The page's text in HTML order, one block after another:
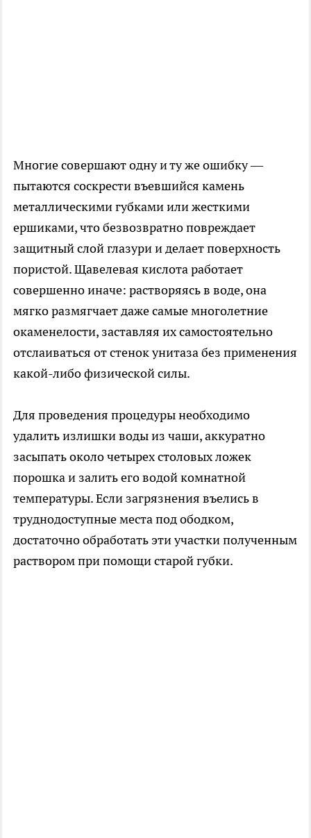
Многие совершают одну и ту же ошибку —
пытаются соскрести въевшийся камень
металлическими губками или жесткими
ершиками, что безвозвратно повреждает
защитный слой глазури и делает поверхность
пористой. Щавелевая кислота работает
совершенно иначе: растворяясь в воде, она
мягко размягчает даже самые многолетние
окаменелости, заставляя их самостоятельно
отслаиваться от стенок унитаза без применения
какой-либо физической силы.
Для проведения процедуры необходимо
удалить излишки воды из чаши, аккуратно
засыпать около четырех столовых ложек
порошка и залить его водой комнатной
температуры. Если загрязнения въелись в
труднодоступные места под ободком,
достаточно обработать эти участки полученным
раствором при помощи старой губки.